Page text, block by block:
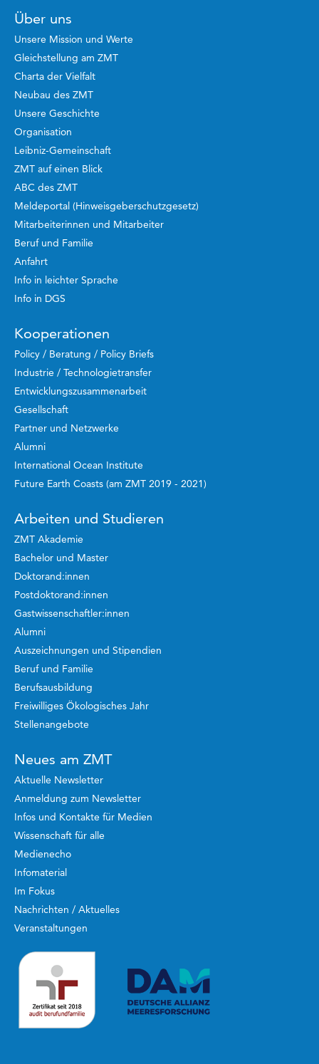
Über uns
Unsere Mission und Werte
Gleichstellung am ZMT
Charta der Vielfalt
Neubau des ZMT
Unsere Geschichte
Organisation
Leibniz-Gemeinschaft
ZMT auf einen Blick
ABC des ZMT
Meldeportal (Hinweisgeberschutzgesetz)
Mitarbeiterinnen und Mitarbeiter
Beruf und Familie
Anfahrt
Info in leichter Sprache
Info in DGS
Kooperationen
Policy / Beratung / Policy Briefs
Industrie / Technologietransfer
Entwicklungszusammenarbeit
Gesellschaft
Partner und Netzwerke
Alumni
International Ocean Institute
Future Earth Coasts (am ZMT 2019 - 2021)
Arbeiten und Studieren
ZMT Akademie
Bachelor und Master
Doktorand:innen
Postdoktorand:innen
Gastwissenschaftler:innen
Alumni
Auszeichnungen und Stipendien
Beruf und Familie
Berufsausbildung
Freiwilliges Ökologisches Jahr
Stellenangebote
Neues am ZMT
Aktuelle Newsletter
Anmeldung zum Newsletter
Infos und Kontakte für Medien
Wissenschaft für alle
Medienecho
Infomaterial
Im Fokus
Nachrichten / Aktuelles
Veranstaltungen